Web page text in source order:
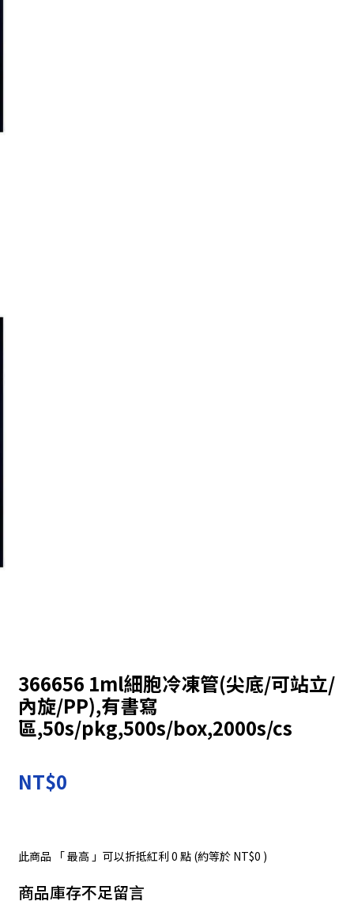
366656 1ml細胞冷凍管(尖底/可站立/
內旋/PP),有書寫
區,50s/pkg,500s/box,2000s/cs
NT$0
此商品 「 最高 」可以折抵紅利 0 點 (約等於 NT$0 )
商品庫存不足留言